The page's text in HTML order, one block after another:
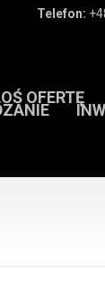
Telefon:
OFERTĘ